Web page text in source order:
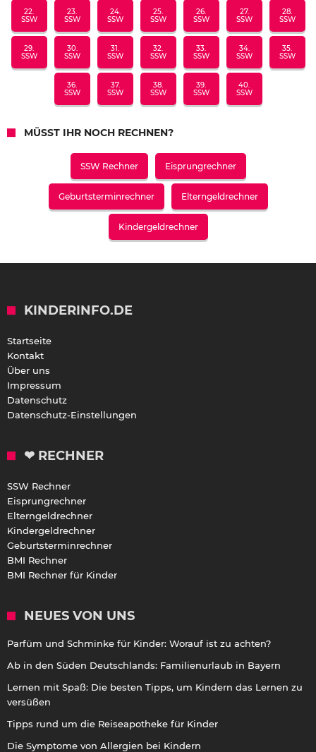
22.
SSW
23.
SSW
24.
SSW
25.
SSW
26.
SSW
27.
SSW
28.
SSW
29.
SSW
30.
SSW
31.
SSW
32.
SSW
33.
SSW
34.
SSW
35.
SSW
36.
SSW
37.
SSW
38.
SSW
39.
SSW
40.
SSW
MÜSST IHR NOCH RECHNEN?
SSW Rechner Eisprungrechner
Geburtsterminrechner Elterngeldrechner
Kindergeldrechner
KINDERINFO.DE
Startseite
Kontakt
Über uns
Impressum
Datenschutz
Datenschutz-Einstellungen
❤ RECHNER
SSW Rechner
Eisprungrechner
Elterngeldrechner
Kindergeldrechner
Geburtsterminrechner
BMI Rechner
BMI Rechner für Kinder
NEUES VON UNS
Parfüm und Schminke für Kinder: Worauf ist zu achten?
Ab in den Süden Deutschlands: Familienurlaub in Bayern
Lernen mit Spaß: Die besten Tipps, um Kindern das Lernen zu
versüßen
Tipps rund um die Reiseapotheke für Kinder
Die Symptome von Allergien bei Kindern